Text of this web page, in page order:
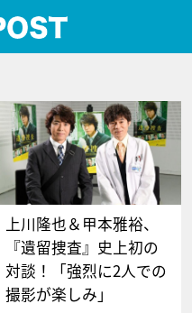
上川隆也＆甲本雅裕、
『遺留捜査』史上初の
対談！「強烈に2人での
撮影が楽しみ」